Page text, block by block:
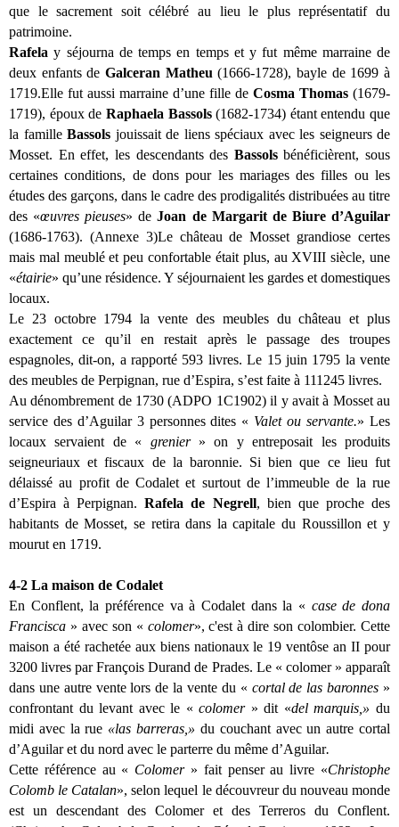
que le sacrement soit célébré au lieu le plus représentatif du
patrimoine.
Rafelay séjourna de temps en temps et y fut même marraine de
deux enfants de Galceran Matheu (1666-1728), bayle de 1699 à
1719.Elle fut aussi marraine d’une fille de Cosma Thomas (1679-
1719), époux de Raphaela Bassols(1682-1734) étant entendu que
la famille Bassols jouissait de liens spéciaux avec les seigneurs de
Mosset. En effet, les descendants des Bassolsbénéficièrent, sous
certaines conditions, de dons pour les mariages des filles ou les
études des garçons, dans le cadre des prodigalités distribuées au titre
des «œuvres pieuses» deJoan de Margarit de Biure d’Aguilar
(1686-1763). (Annexe 3)Le château de Mosset grandiose certes
mais mal meublé et peu confortable était plus, au XVIII siècle, une
«étairie» qu’une résidence. Y séjournaient les gardes et domestiques
locaux.
Le 23 octobre 1794 la vente des meubles du château et plus
exactement ce qu’il en restait après le passage des troupes
espagnoles, dit-on, a rapporté 593 livres. Le 15 juin 1795 la vente
des meubles de Perpignan, rue d’Espira, s’est faite à 111245 livres.
Au dénombrement de 1730 (ADPO 1C1902) il y avait à Mosset au
service des d’Aguilar 3 personnes dites « Valet ou servante.» Les
locaux servaient de « grenier» on y entreposait les produits
seigneuriaux et fiscaux de la baronnie. Si bien que ce lieu fut
délaissé au profit de Codalet et surtout de l’immeuble de la rue
d’Espira à Perpignan.Rafela de Negrell, bien que proche des
habitants de Mosset, se retira dans la capitale du Roussillon et y
mourut en 1719.
4-2 La maison de Codalet
En Conflent, la préférence va à Codalet dans la « case de dona
Francisca » avec son « colomer», c'est à dire son colombier. Cette
maison a été rachetée aux biens nationaux le 19 ventôse an II pour
3200 livres par François Durand de Prades. Le « colomer » apparaît
dans une autre vente lors de la vente du « cortal de las baronnes »
confrontant du levant avec le «colomer » dit «del marquis,»du
midi avec la rue «las barreras,» du couchant avec un autre cortal
d’Aguilar et du nord avec le parterre du même d’Aguilar.
Cette référence au « Colomer » fait penser au livre «Christophe
Colomb le Catalan», selon lequel le découvreur du nouveau monde
est un descendant des Colomer et des Terreros du Conflent.